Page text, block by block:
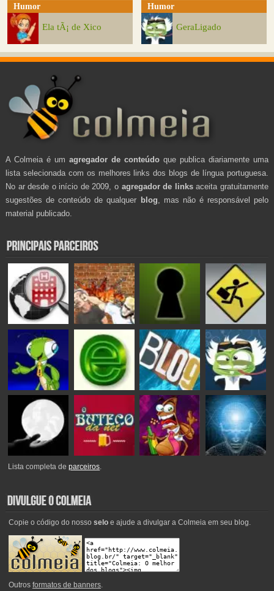
Humor
Ela tÃ¡ de Xico
Humor
GeraLigado
A Colmeia é um agregador de conteúdo que publica diariamente uma
lista selecionada com os melhores links dos blogs de língua portuguesa.
No ar desde o início de 2009, o agregador de linksaceita gratuitamente
sugestões de conteúdo de qualquer blog , mas não é responsável pelo
material publicado.
Lista completa deparceiros.
Copie o código do nosso seloe ajude a divulgar a Colmeia em seu blog.
Outros formatos de banners.